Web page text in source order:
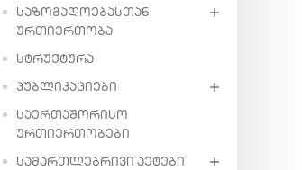
ᲡᲐᲖᲝᲒᲐᲓᲝᲔᲑᲐᲡᲗᲐᲜ
ᲣᲠᲗᲘᲔᲠᲗᲝᲑᲐ
ᲡᲢᲠᲣᲥᲢᲣᲠᲐ
ᲞᲣᲑᲚᲘᲙᲐᲪᲘᲔᲑᲘ
ᲡᲐᲔᲠᲗᲐᲨᲝᲠᲘᲡᲝ
ᲣᲠᲗᲘᲔᲠᲗᲝᲑᲔᲑᲘ
ᲡᲐᲛᲐᲠᲗᲚᲔᲑᲠᲘᲕᲘ ᲐᲥᲢᲔᲑᲘ